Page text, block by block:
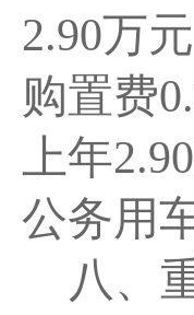
2.90万
购置费
上年
公务用
八、